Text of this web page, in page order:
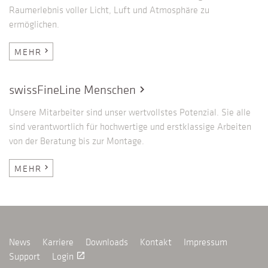
Raumerlebnis voller Licht, Luft und Atmosphäre zu
ermöglichen.
MEHR chevron_right
swissFineLine Menschen chevron_right
Unsere Mitarbeiter sind unser wertvollstes Potenzial. Sie alle
sind verantwortlich für hochwertige und erstklassige Arbeiten
von der Beratung bis zur Montage.
MEHR chevron_right
News Karriere Downloads Kontakt
Impressum
Support
Login launch